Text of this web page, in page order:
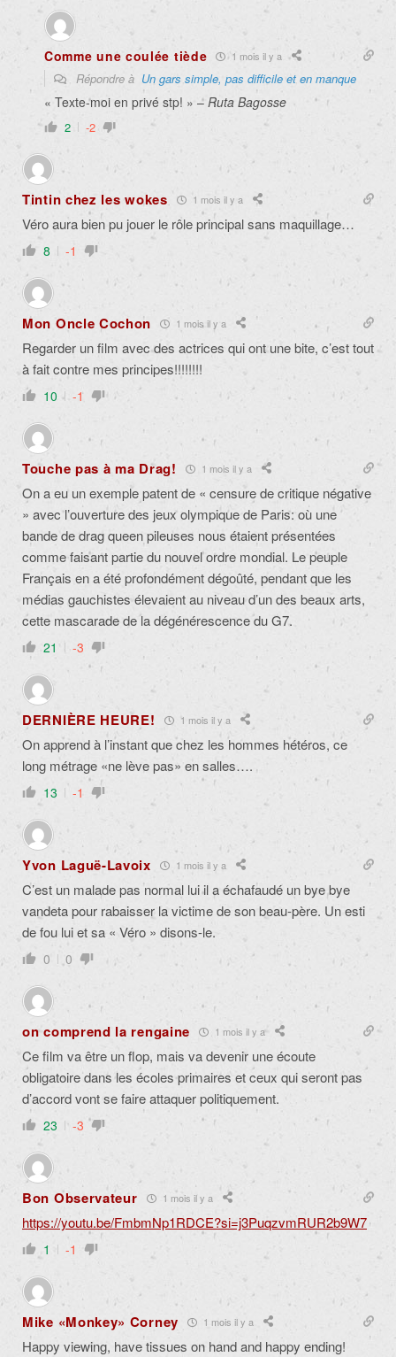
Comme une coulée tiède 1 mois il y a
Répondre à Un gars simple, pas difficile et en manque
« Texte-moi en privé stp! » – Ruta Bagosse
2 -2
Tintin chez les wokes 1 mois il y a
Véro aura bien pu jouer le rôle principal sans maquillage…
8 -1
Mon Oncle Cochon 1 mois il y a
Regarder un film avec des actrices qui ont une bite, c’est tout
à fait contre mes principes!!!!!!!!
10 -1
Touche pas à ma Drag! 1 mois il y a
On a eu un exemple patent de « censure de critique négative
» avec l’ouverture des jeux olympique de Paris: où une
bande de drag queen pileuses nous étaient présentées
comme faisant partie du nouvel ordre mondial. Le peuple
Français en a été profondément dégoûté, pendant que les
médias gauchistes élevaient au niveau d’un des beaux arts,
cette mascarade de la dégénérescence du G7.
21 -3
DERNIÈRE HEURE! 1 mois il y a
On apprend à l’instant que chez les hommes hétéros, ce
long métrage «ne lève pas» en salles….
13 -1
Yvon Laguë-Lavoix 1 mois il y a
C’est un malade pas normal lui il a échafaudé un bye bye
vandeta pour rabaisser la victime de son beau-père. Un esti
de fou lui et sa « Véro » disons-le.
0 0
on comprend la rengaine 1 mois il y a
Ce film va être un flop, mais va devenir une écoute
obligatoire dans les écoles primaires et ceux qui seront pas
d’accord vont se faire attaquer politiquement.
23 -3
Bon Observateur 1 mois il y a
https://youtu.be/FmbmNp1RDCE?si=j3PuqzvmRUR2b9W7
1 -1
Mike «Monkey» Corney 1 mois il y a
Happy viewing, have tissues on hand and happy ending!